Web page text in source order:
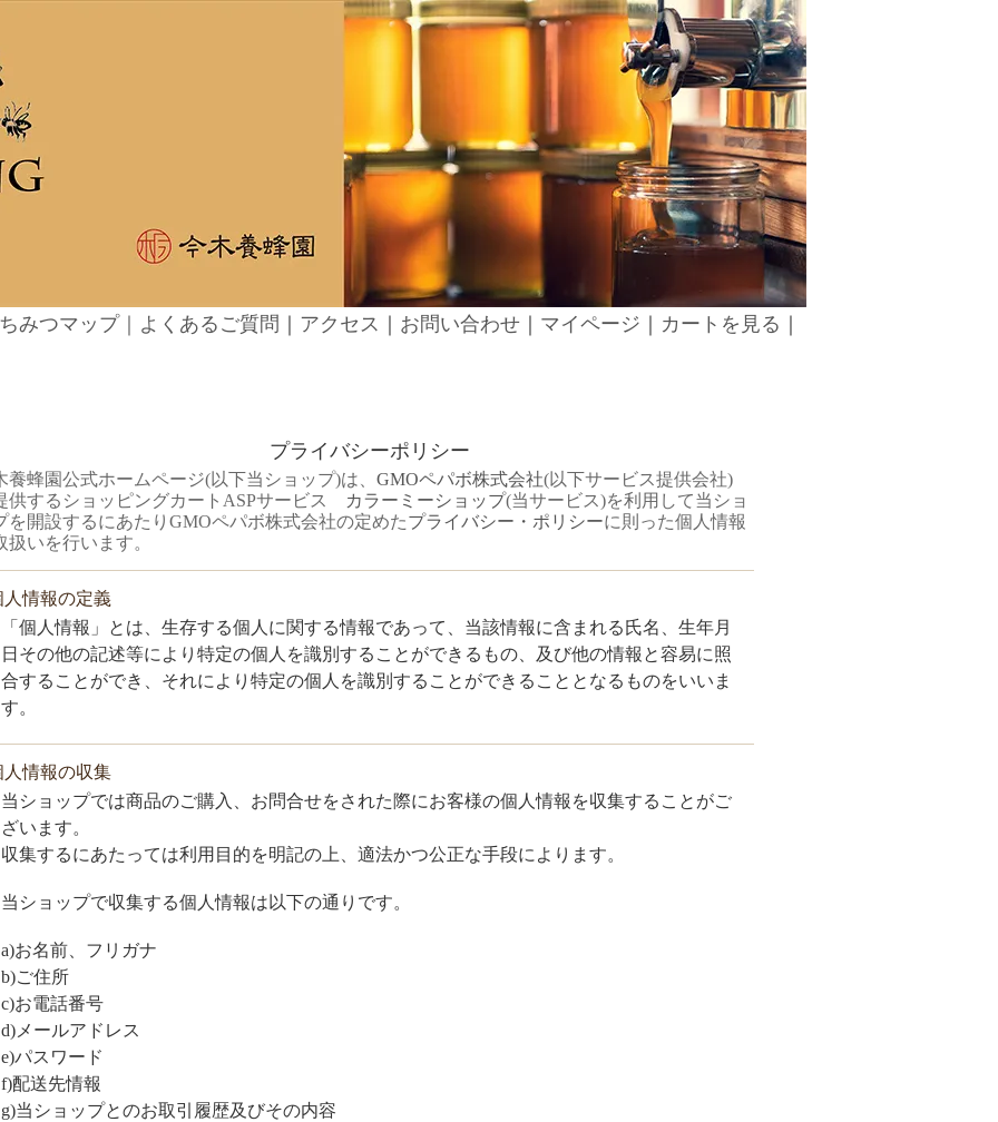
みつマップ｜ よくあるご質問 アクセス お問い合わせ マイページ カートを見る
プライバシーポリシー
養蜂園公式ホームページ(以下当ショップ)は、 GMOペパボ株式会社(以下サービス提供会社)
供するショッピングカートASPサービス
カラーミーショップ(当サービス)を利用して当ショ
を開設するにあたりGMOペパボ株式会社の定めたプライバシー・ポリシーに則った個人情報
扱いを行います。
人情報の定義
「個人情報」とは、生存する個人に関する情報であって、当該情報に含まれる氏名、生年月
日その他の記述等により特定の個人を識別することができるもの、及び他の情報と容易に照
合することができ、それにより特定の個人を識別することができることとなるものをいいま
す。
人情報の収集
当ショップでは商品のご購入、お問合せをされた際にお客様の個人情報を収集することがご
ざいます。
収集するにあたっては利用目的を明記の上、適法かつ公正な手段によります。
当ショップで収集する個人情報は以下の通りです。
a)お名前、フリガナ
b)ご住所
c)お電話番号
d)メールアドレス
e)パスワード
f)配送先情報
g)当ショップとのお取引履歴及びその内容